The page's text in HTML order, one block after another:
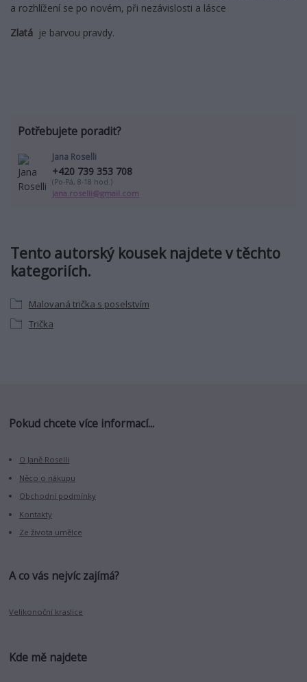
a rozhlížení se po novém, při nezávislosti a lásce
Zlatá je barvou pravdy.
Tento autorský kousek najdete v těchto
kategoriích.
Malovaná trička s poselstvím
Trička
Potřebujete poradit?
Jana Roselli
+420 739 353 708
(Po-Pá, 8-18 hod.)
jana.roselli@gmail.com
Pokud chcete více informací...
O Janě Roselli
Něco o nákupu
Obchodní podmínky
Kontakty
Ze života umělce
A co vás nejvíc zajímá?
Velikonoční kraslice
Kde mě najdete